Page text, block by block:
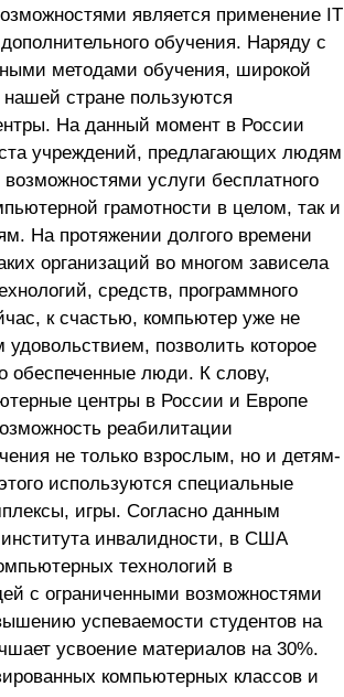
является применение IТ
обучения. Наряду с
методами обучения, широкой
стране пользуются
На данный момент в России
учреждений, предлагающих людям
услуги бесплатного
грамотности в целом, так и
На протяжении долгого времени
организаций во многом зависела
средств, программного
к счастью, компьютер уже не
удовольствием, позволить которое
обеспеченные люди. К слову,
центры в России и Европе
реабилитации
не только взрослым, но и детям-
используются специальные
игры. Согласно данным
инвалидности, в США
технологий в
с ограниченными возможностями
успеваемости студентов на
усвоение материалов на 30%.
компьютерных классов и